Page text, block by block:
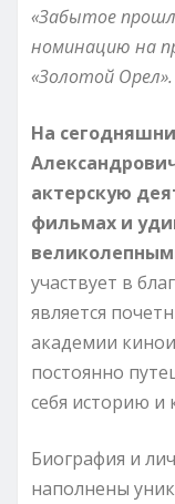
«Забытое
номинацию на
«Золотой Орел».
На
актерскую
фильмах и
участвует в
является
академии
постоянно
себя историю и
Биография и
наполнены